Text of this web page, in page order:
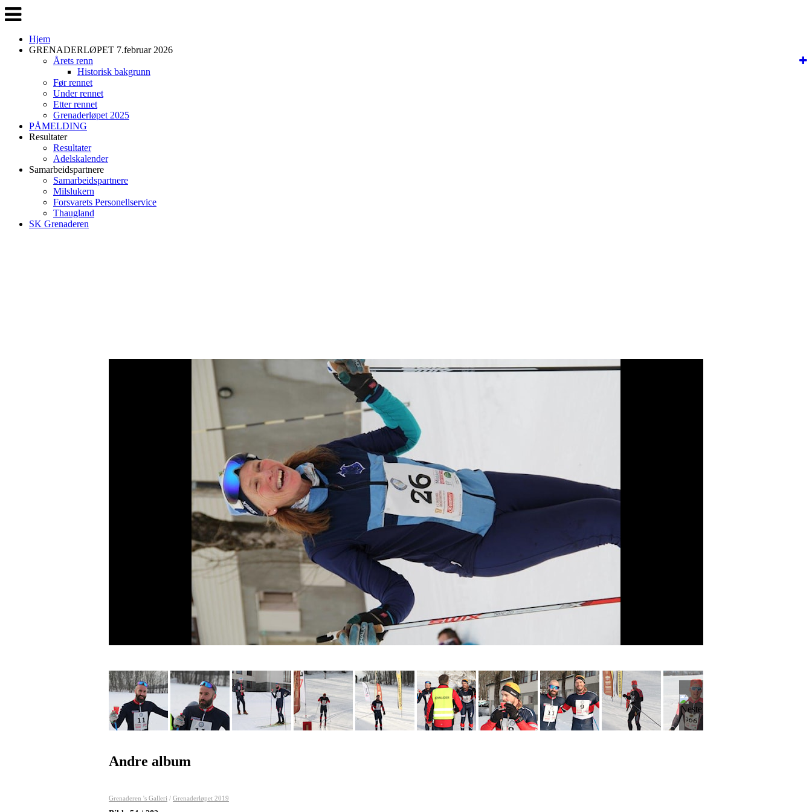
Veksle
navigasjon
Hjem
GRENADERLØPET 7.februar 2026
Årets renn
Historisk bakgrunn
Før rennet
Under rennet
Etter rennet
Grenaderløpet 2025
PÅMELDING
Resultater
Resultater
Adelskalender
Samarbeidspartnere
Samarbeidspartnere
Milslukern
Forsvarets Personellservice
Thaugland
SK Grenaderen
Andre album
Grenaderen 's Galleri / Grenaderløpet 2019